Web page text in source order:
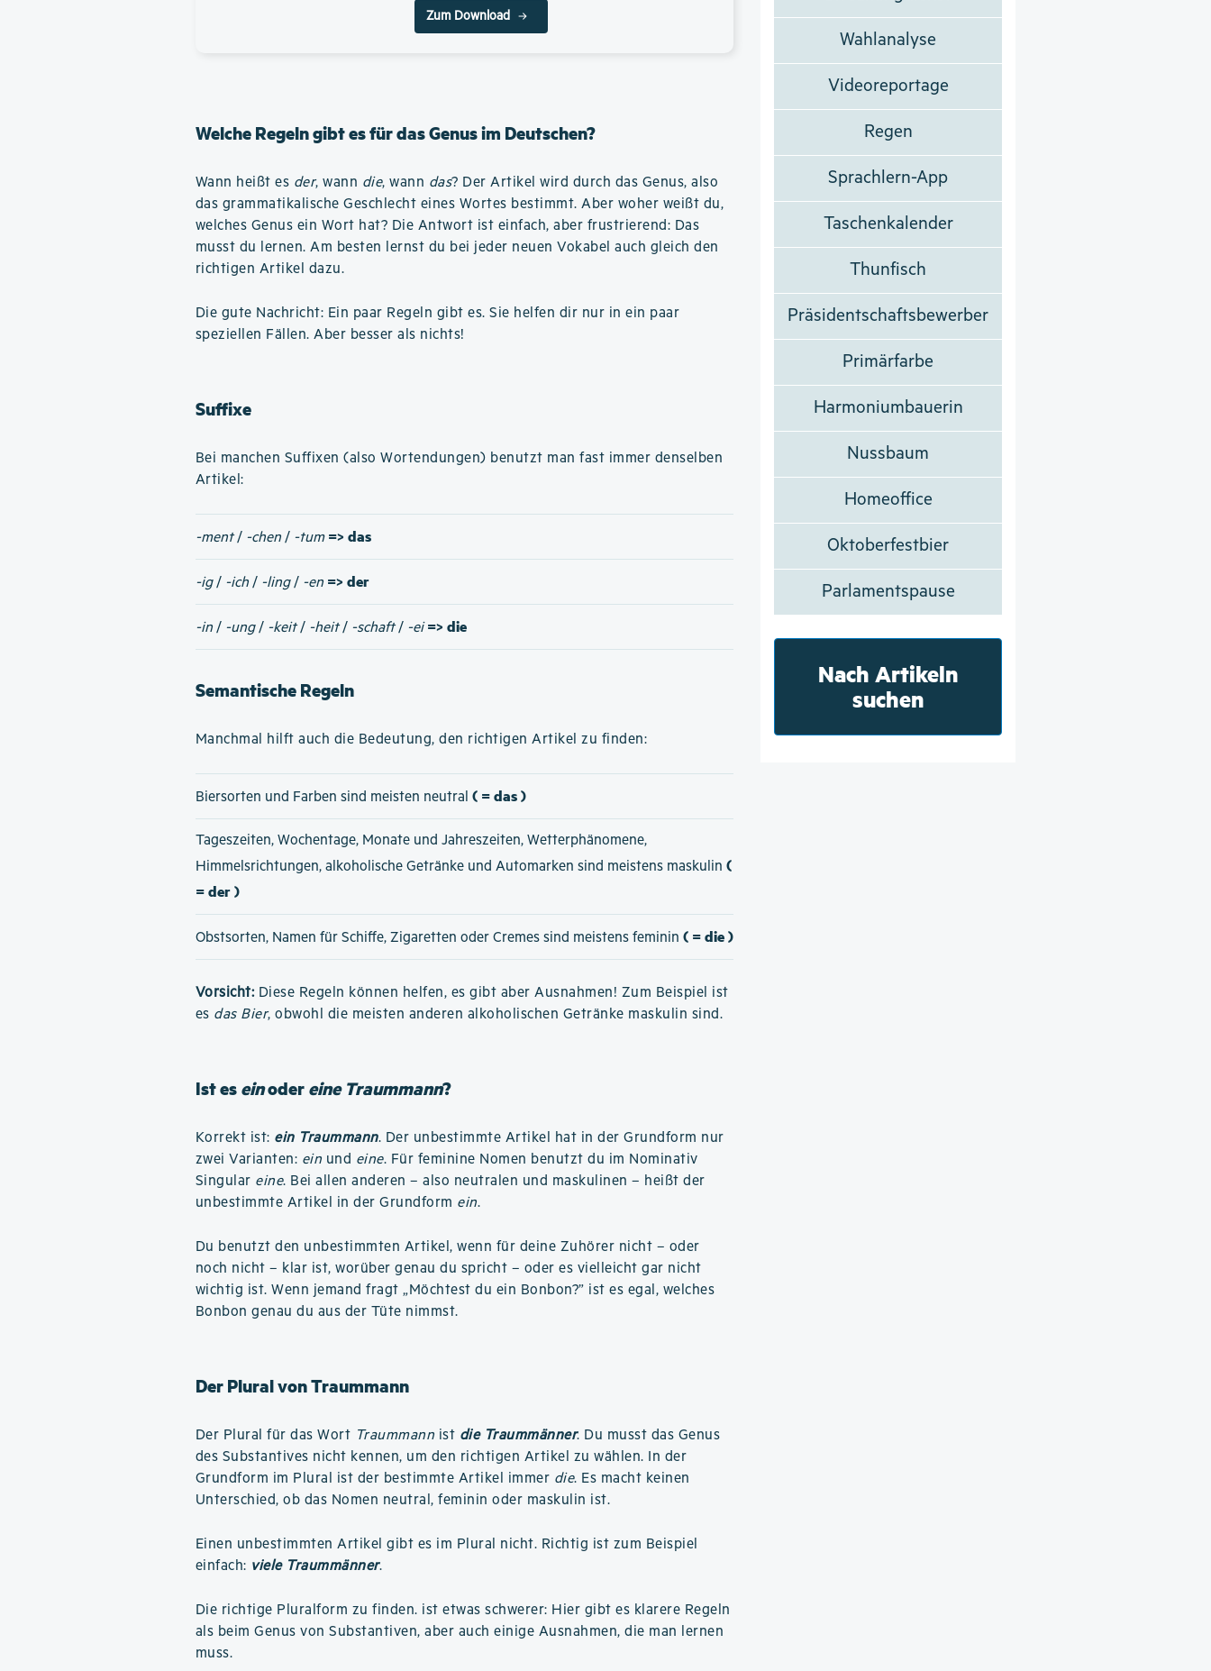
Zum Download
Welche Regeln gibt es für das Genus im Deutschen?
Wann heißt es der, wann die, wann das? Der Artikel wird durch das Genus, also
das grammatikalische Geschlecht eines Wortes bestimmt. Aber woher weißt du,
welches Genus ein Wort hat? Die Antwort ist einfach, aber frustrierend: Das
musst du lernen. Am besten lernst du bei jeder neuen Vokabel auch gleich den
richtigen Artikel dazu.
Die gute Nachricht: Ein paar Regeln gibt es. Sie helfen dir nur in ein paar
speziellen Fällen. Aber besser als nichts!
Suffixe
Bei manchen Suffixen (also Wortendungen) benutzt man fast immer denselben
Artikel:
-ment/ -chen/ -tum => das
-ig/ -ich/ -ling/ -en => der
-in/ -ung/ -keit/ -heit/ -schaft/ -ei => die
Semantische Regeln
Manchmal hilft auch die Bedeutung, den richtigen Artikel zu finden:
Biersorten und Farben sind meisten neutral ( = das )
Tageszeiten, Wochentage, Monate und Jahreszeiten, Wetterphänomene,
Himmelsrichtungen, alkoholische Getränke und Automarken sind meistens maskulin (
= der )
Obstsorten, Namen für Schiffe, Zigaretten oder Cremes sind meistens feminin ( = die )
Vorsicht:Diese Regeln können helfen, es gibt aber Ausnahmen! Zum Beispiel ist
es das Bier, obwohl die meisten anderen alkoholischen Getränke maskulin sind.
Ist eseinodereine Traummann?
Korrekt ist: ein Traummann. Der unbestimmte Artikel hat in der Grundform nur
zwei Varianten: ein und eine. Für feminine Nomen benutzt du im Nominativ
Singular eine. Bei allen anderen – also neutralen und maskulinen – heißt der
unbestimmte Artikel in der Grundform ein.
Du benutzt den unbestimmten Artikel, wenn für deine Zuhörer nicht – oder
noch nicht – klar ist, worüber genau du spricht – oder es vielleicht gar nicht
wichtig ist. Wenn jemand fragt „Möchtest du ein Bonbon?” ist es egal, welches
Bonbon genau du aus der Tüte nimmst.
Der Plural von Traummann
Der Plural für das Wort Traummann ist die Traummänner. Du musst das Genus
des Substantives nicht kennen, um den richtigen Artikel zu wählen. In der
Grundform im Plural ist der bestimmte Artikel immer die. Es macht keinen
Unterschied, ob das Nomen neutral, feminin oder maskulin ist.
Einen unbestimmten Artikel gibt es im Plural nicht. Richtig ist zum Beispiel
einfach: viele Traummänner.
Die richtige Pluralform zu finden. ist etwas schwerer: Hier gibt es klarere Regeln
als beim Genus von Substantiven, aber auch einige Ausnahmen, die man lernen
muss.
Wahlanalyse
Videoreportage
Regen
Sprachlern-App
Taschenkalender
Thunfisch
Präsidentschaftsbewerber
Primärfarbe
Harmoniumbauerin
Nussbaum
Homeoffice
Oktoberfestbier
Parlamentspause
Nach Artikeln
suchen